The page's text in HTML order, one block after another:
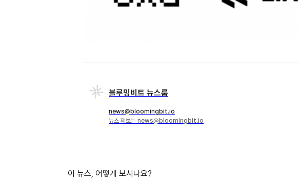
블루밍비트 뉴스룸
news@bloomingbit.io
뉴스 제보는 news@bloomingbit.io
이 뉴스, 어떻게 보시나요?